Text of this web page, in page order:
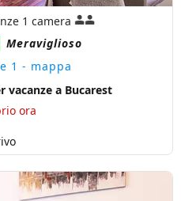
1 camera
Meraviglioso
1 - mappa
a Bucarest
ora